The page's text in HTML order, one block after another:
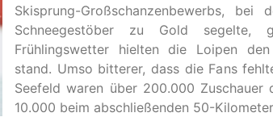
Skisprung-Großschanzenbewerbs,
Schneegestöber zu Gold segelte,
Frühlingswetter hielten die Loipen den
stand. Umso bitterer, dass die Fans
Seefeld waren über 200.000 Zuschauer
10.000 beim abschließenden 50-